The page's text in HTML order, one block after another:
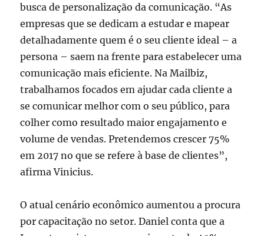
busca de personalização da comunicação. “As
empresas que se dedicam a estudar e mapear
detalhadamente quem é o seu cliente ideal – a
persona – saem na frente para estabelecer uma
comunicação mais eficiente. Na Mailbiz,
trabalhamos focados em ajudar cada cliente a
se comunicar melhor com o seu público, para
colher como resultado maior engajamento e
volume de vendas. Pretendemos crescer 75%
em 2017 no que se refere à base de clientes”,
afirma Vinicius.
O atual cenário econômico aumentou a procura
por capacitação no setor. Daniel conta que a